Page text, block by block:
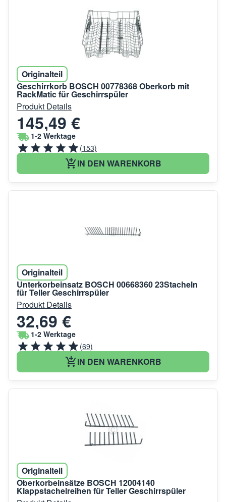
Originalteil
Geschirrkorb BOSCH 00778368 Oberkorb mit
RackMatic für Geschirrspüler
Produkt Details
145,49 €
1-2 Werktage
(153)
IN DEN WARENKORB
Originalteil
Unterkorbeinsatz BOSCH 00668360 23Stacheln
für Teller Geschirrspüler
Produkt Details
32,69 €
1-2 Werktage
(69)
IN DEN WARENKORB
Originalteil
Oberkorbeinsätze BOSCH 12004140
Klappstachelreihen für Teller Geschirrspüler